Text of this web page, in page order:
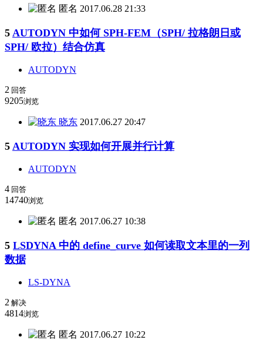
匿名 2017.06.28 21:33
5 AUTODYN 中如何 SPH-FEM（SPH/ 拉格朗日或
SPH/ 欧拉）结合仿真
AUTODYN
2 回答
9205浏览
晓东 2017.06.27 20:47
5 AUTODYN 实现如何开展并行计算
AUTODYN
4 回答
14740浏览
匿名 2017.06.27 10:38
5 LSDYNA 中的 define_curve 如何读取文本里的一列
数据
LS-DYNA
2 解决
4814浏览
匿名 2017.06.27 10:22